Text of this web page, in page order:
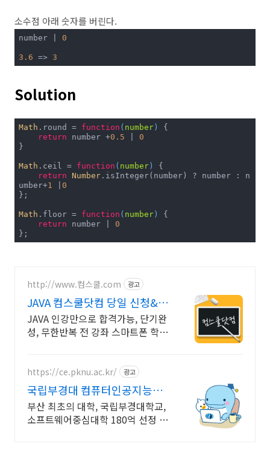
소수점 아래 숫자를 버린다.
number | 0
3.6 => 3
Solution
Math .round = function ( number) {
return number +0.5
0
}
Math .ceil = function ( number) {
return Number.isInteger(number) ? number : n
umber+1
0
};
Math .floor = function ( number) {
return number | 0
};
http://www.컴스쿨.com 광고
JAVA 컴스쿨닷컴 당일 신청&결
제시 기프티콘!
JAVA 인강만으로 합격가능, 단기완
성, 무한반복 전 강좌 스마트폰 학습
https://ce.pknu.ac.kr/ 광고
국립부경대 컴퓨터인공지능학
부
부산 최초의 대학, 국립부경대학교,
소프트웨어중심대학 180억 선정 :